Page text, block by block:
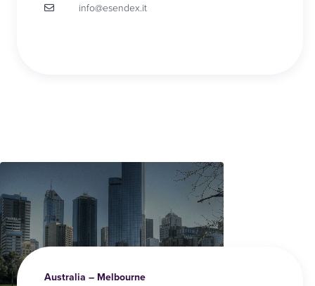
info@esendex.it
Australia – Melbourne